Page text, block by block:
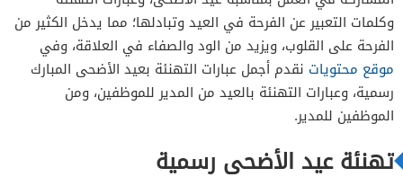
وكلمات التعبير عن الفرحة في العيد وتبادلها؛ مما يدخل الكثير من
الفرحة على القلوب، ويزيد من الود والصفاء في العلاقة، وفي
موقع محتويات نقدم أجمل عبارات التهنئة بعيد الأضحى المبارك
رسمية، وعبارات التهنئة بالعيد من المدير للموظفين، ومن
الموظفين للمدير.
تهنئة عيد الأضحى رسمية